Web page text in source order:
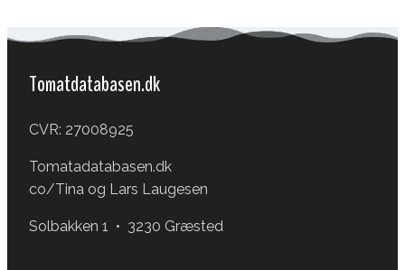
Tomatdatabasen.dk
CVR: 27008925
Tomatadatabasen.dk
co/Tina og Lars Laugesen
Solbakken 1 • 3230 Græsted